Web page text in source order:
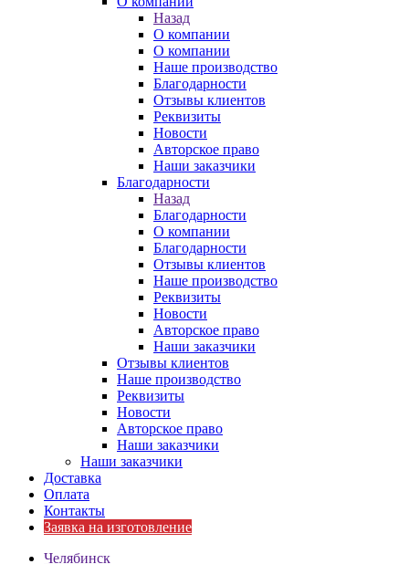
Назад
О компании
О компании
Наше производство
Благодарности
Отзывы клиентов
Реквизиты
Новости
Авторское право
Наши заказчики
Благодарности
Назад
Благодарности
О компании
Благодарности
Отзывы клиентов
Наше производство
Реквизиты
Новости
Авторское право
Наши заказчики
Отзывы клиентов
Наше производство
Реквизиты
Новости
Авторское право
Наши заказчики
Наши заказчики
Доставка
Оплата
Контакты
Заявка на изготовление
Челябинск